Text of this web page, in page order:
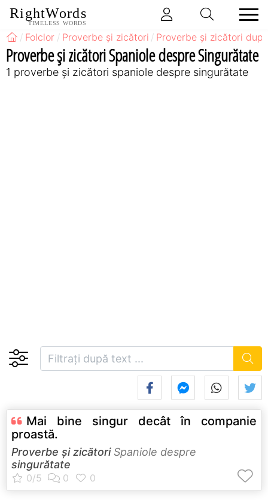
RightWords
TIMELESS WORDS
Folclor Proverbe și zicători Proverbe și zicători
Proverbe și zicători Spaniole despre Singurătate
1 proverbe și zicători spaniole despre singurătate
Mai bine singur decât în companie
proastă.
Proverbe și zicătoriSpaniole despre
singurătate